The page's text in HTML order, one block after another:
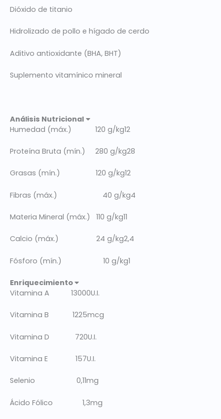
Dióxido de titanio
Hidrolizado de pollo e hígado de cerdo
Aditivo antioxidante (BHA, BHT)
Suplemento vitamínico mineral
Análisis Nutricional
Humedad (máx.) 120 g/kg12
Proteína Bruta (mín.) 280 g/kg28
Grasas (mín.) 120 g/kg12
Fibras (máx.) 40 g/kg4
Materia Mineral (máx.) 110 g/kg11
Calcio (máx.) 24 g/kg2,4
Fósforo (mín.) 10 g/kg1
Enriquecimiento
Vitamina A 13000U.I.
Vitamina B 1225mcg
Vitamina D 720U.I.
Vitamina E 157U.I.
Selenio 0,11mg
Ácido Fólico 1,3mg